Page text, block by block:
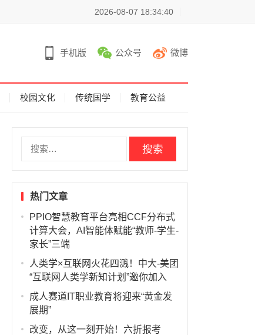
2026-08-07 18:34:40
手机版 公众号 微博
校园文化 传统国学 教育公益
热门文章
PPIO智慧教育平台亮相CCF分布式
计算大会，AI智能体赋能“教师-学生-
家长”三端
人类学×互联网火花四溅！中大-美团
“互联网人类学新知计划”邀你加入
成人赛道IT职业教育将迎来“黄金发
展期”
改变，从这一刻开始！六折报考